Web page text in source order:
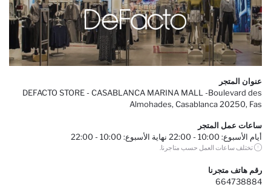
عنوان المتجر
DEFACTO STORE - CASABLANCA MARINA MALL -Boulevard des
Almohades, Casablanca 20250, Fas
ساعات عمل المتجر
أيام الأسبوع: 10:00 - 22:00 نهاية الأسبوع: 10:00 - 22:00
تختلف ساعات العمل حسب متاجرنا.
رقم هاتف متجرنا
664738884